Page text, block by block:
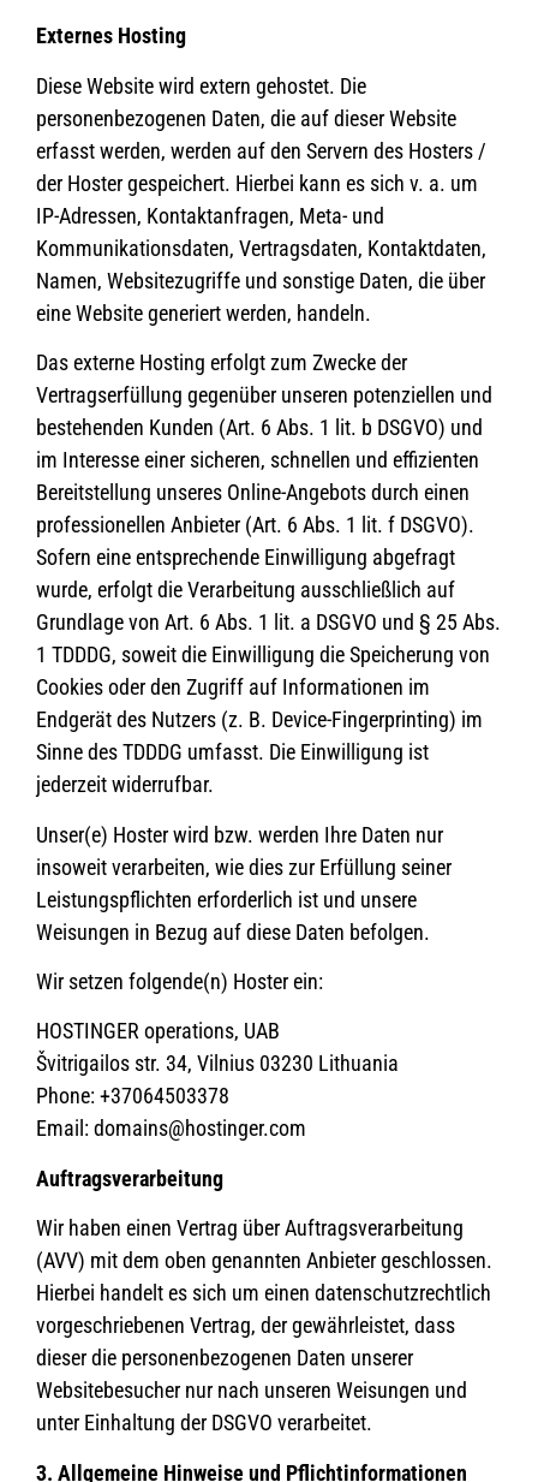
Externes Hosting
Diese Website wird extern gehostet. Die
personenbezogenen Daten, die auf dieser Website
erfasst werden, werden auf den Servern des Hosters /
der Hoster gespeichert. Hierbei kann es sich v. a. um
IP-Adressen, Kontaktanfragen, Meta- und
Kommunikationsdaten, Vertragsdaten, Kontaktdaten,
Namen, Websitezugriffe und sonstige Daten, die über
eine Website generiert werden, handeln.
Das externe Hosting erfolgt zum Zwecke der
Vertragserfüllung gegenüber unseren potenziellen und
bestehenden Kunden (Art. 6 Abs. 1 lit. b DSGVO) und
im Interesse einer sicheren, schnellen und effizienten
Bereitstellung unseres Online-Angebots durch einen
professionellen Anbieter (Art. 6 Abs. 1 lit. f DSGVO).
Sofern eine entsprechende Einwilligung abgefragt
wurde, erfolgt die Verarbeitung ausschließlich auf
Grundlage von Art. 6 Abs. 1 lit. a DSGVO und § 25 Abs.
1 TDDDG, soweit die Einwilligung die Speicherung von
Cookies oder den Zugriff auf Informationen im
Endgerät des Nutzers (z. B. Device-Fingerprinting) im
Sinne des TDDDG umfasst. Die Einwilligung ist
jederzeit widerrufbar.
Unser(e) Hoster wird bzw. werden Ihre Daten nur
insoweit verarbeiten, wie dies zur Erfüllung seiner
Leistungspflichten erforderlich ist und unsere
Weisungen in Bezug auf diese Daten befolgen.
Wir setzen folgende(n) Hoster ein:
HOSTINGER operations, UAB
Švitrigailos str. 34, Vilnius 03230 Lithuania
Phone: +37064503378
Email: domains@hostinger.com
Auftragsverarbeitung
Wir haben einen Vertrag über Auftragsverarbeitung
(AVV) mit dem oben genannten Anbieter geschlossen.
Hierbei handelt es sich um einen datenschutzrechtlich
vorgeschriebenen Vertrag, der gewährleistet, dass
dieser die personenbezogenen Daten unserer
Websitebesucher nur nach unseren Weisungen und
unter Einhaltung der DSGVO verarbeitet.
3. Allgemeine Hinweise und Pflicht­informationen